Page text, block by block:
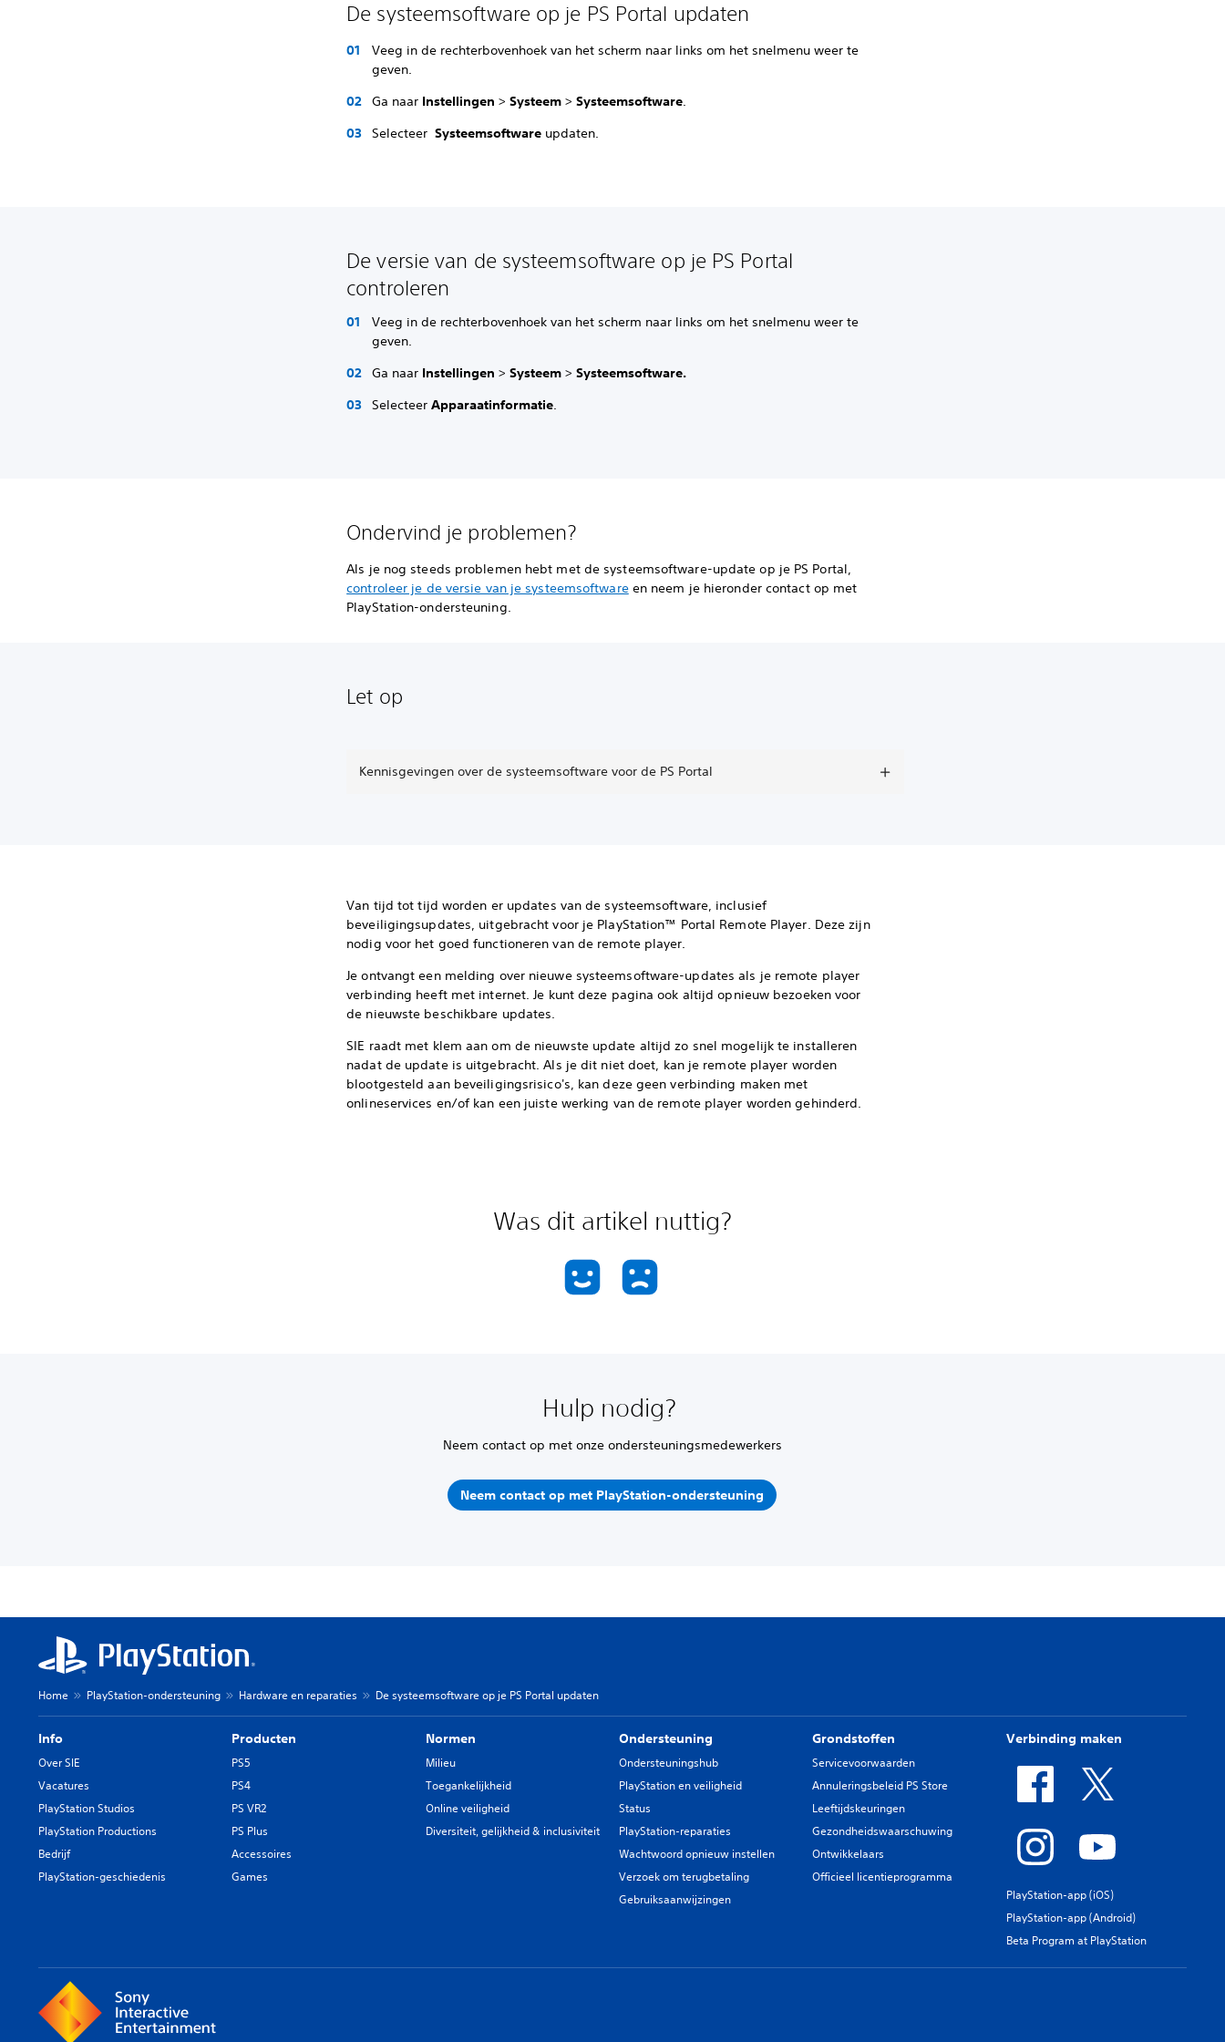
De systeemsoftware op je PS Portal updaten
Veeg in de rechterbovenhoek van het scherm naar links om het snelmenu weer te
geven.
Ga naar Instellingen>Systeem>Systeemsoftware.
Selecteer Systeemsoftware updaten.
De versie van de systeemsoftware op je PS Portal
controleren
Veeg in de rechterbovenhoek van het scherm naar links om het snelmenu weer te
geven.
Ga naar Instellingen>Systeem>Systeemsoftware.
SelecteerApparaatinformatie.
Ondervind je problemen?
Als je nog steeds problemen hebt met de systeemsoftware-update op je PS Portal,
controleer je de versie van je systeemsoftwareen neem je hieronder contact op met
PlayStation-ondersteuning.
Let op
Kennisgevingen over de systeemsoftware voor de PS Portal
Van tijd tot tijd worden er updates van de systeemsoftware, inclusief
beveiligingsupdates, uitgebracht voor je PlayStation™ Portal Remote Player. Deze zijn
nodig voor het goed functioneren van de remote player.
Je ontvangt een melding over nieuwe systeemsoftware-updates als je remote player
verbinding heeft met internet. Je kunt deze pagina ook altijd opnieuw bezoeken voor
de nieuwste beschikbare updates.
SIE raadt met klem aan om de nieuwste update altijd zo snel mogelijk te installeren
nadat de update is uitgebracht. Als je dit niet doet, kan je remote player worden
blootgesteld aan beveiligingsrisico's, kan deze geen verbinding maken met
onlineservices en/of kan een juiste werking van de remote player worden gehinderd.
Was dit artikel nuttig?
Hulp nodig?
Neem contact op met onze ondersteuningsmedewerkers
Neem contact op met PlayStation-ondersteuning
Home PlayStation-ondersteuning Hardware en reparaties De systeemsoftware op je PS Portal updaten
Info
Over SIE
Vacatures
PlayStation Studios
PlayStation Productions
Bedrijf
PlayStation-geschiedenis
Producten
PS5
PS4
PS VR2
PS Plus
Accessoires
Games
Normen
Milieu
Toegankelijkheid
Online veiligheid
Diversiteit, gelijkheid & inclusiviteit
Ondersteuning
Ondersteuningshub
PlayStation en veiligheid
Status
PlayStation-reparaties
Wachtwoord opnieuw instellen
Verzoek om terugbetaling
Gebruiksaanwijzingen
Grondstoffen
Servicevoorwaarden
Annuleringsbeleid PS Store
Leeftijdskeuringen
Gezondheidswaarschuwing
Ontwikkelaars
Officieel licentieprogramma
Verbinding maken
PlayStation-app (iOS)
PlayStation-app (Android)
Beta Program at PlayStation